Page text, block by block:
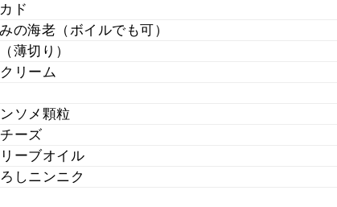
ド
の海老（ボイルでも可）
薄切り）
リーム
ソメ顆粒
ーズ
ーブオイル
しニンニク